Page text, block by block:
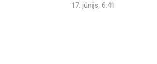
17. jūnijs, 6:41